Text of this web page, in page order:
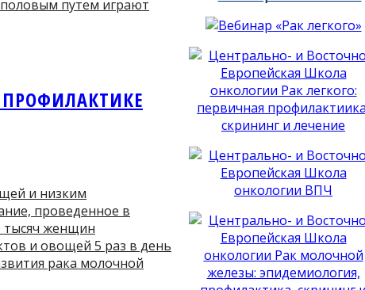
путем играют
ПРОФИЛАКТИКЕ
и низким
проведенное в
тысяч женщин
и овощей 5 раз в день
рака молочной